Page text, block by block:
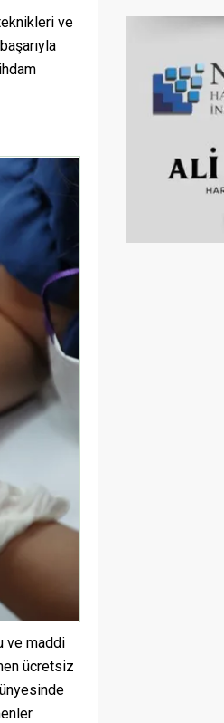
ve
ve maddi
ücretsiz